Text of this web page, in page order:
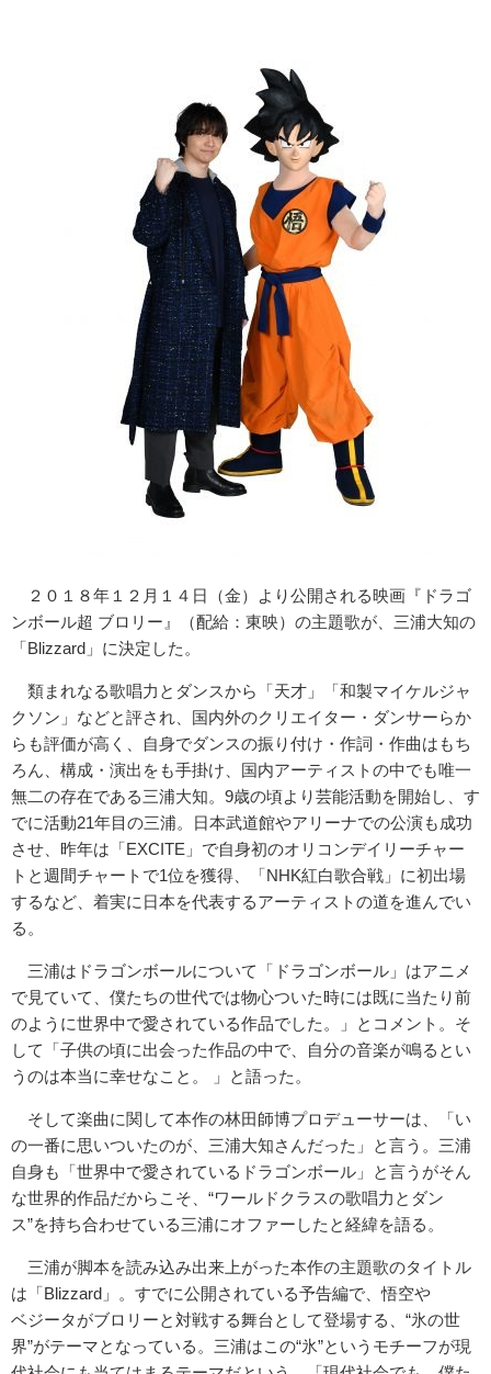
２０１８年１２月１４日（金）より公開される映画『ドラゴ
ンボール超 ブロリー』（配給：東映）の主題歌が、三浦大知の
「Blizzard」に決定した。
類まれなる歌唱力とダンスから「天才」「和製マイケルジャ
クソン」などと評され、国内外のクリエイター・ダンサーらか
らも評価が高く、自身でダンスの振り付け・作詞・作曲はもち
ろん、構成・演出をも手掛け、国内アーティストの中でも唯一
無二の存在である三浦大知。9歳の頃より芸能活動を開始し、す
でに活動21年目の三浦。日本武道館やアリーナでの公演も成功
させ、昨年は「EXCITE」で自身初のオリコンデイリーチャー
トと週間チャートで1位を獲得、「NHK紅白歌合戦」に初出場
するなど、着実に日本を代表するアーティストの道を進んでい
る。
三浦はドラゴンボールについて「ドラゴンボール」はアニメ
で見ていて、僕たちの世代では物心ついた時には既に当たり前
のように世界中で愛されている作品でした。」とコメント。そ
して「子供の頃に出会った作品の中で、自分の音楽が鳴るとい
うのは本当に幸せなこと。 」と語った。
そして楽曲に関して本作の林田師博プロデューサーは、「い
の一番に思いついたのが、三浦大知さんだった」と言う。三浦
自身も「世界中で愛されているドラゴンボール」と言うがそん
な世界的作品だからこそ、“ワールドクラスの歌唱力とダン
ス”を持ち合わせている三浦にオファーしたと経緯を語る。
三浦が脚本を読み込み出来上がった本作の主題歌のタイトル
は「Blizzard」。すでに公開されている予告編で、悟空や
ベジータがブロリーと対戦する舞台として登場する、“氷の世
界”がテーマとなっている。三浦はこの“氷”というモチーフが現